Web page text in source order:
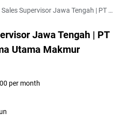
Sales Supervisor Jawa Tengah | PT Cilia Prisma Utama Makmur
Jawa Tengah | PT
Utama Makmur
per month